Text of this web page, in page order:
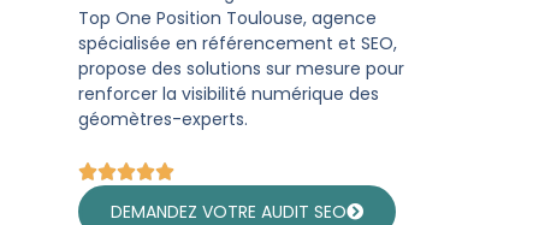
Top One Position Toulouse, agence
spécialisée en référencement et SEO,
propose des solutions sur mesure pour
renforcer la visibilité numérique des
géomètres-experts.
DEMANDEZ VOTRE AUDIT SEO